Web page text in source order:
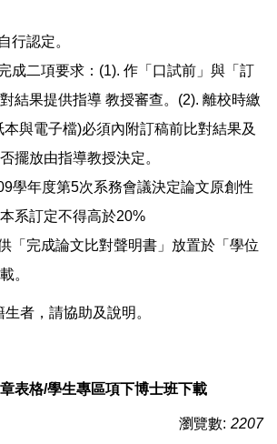
行認定。
成二項要求：(1). 作「口試前」與「訂
結果提供指導 教授審查。(2). 離校時繳
與電子檔)必須內附訂稿前比對結果及
擺放由指導教授決定。
學年度第5次系務會議決定論文原創性
系訂定不得高於20%
「完成論文比對聲明書」放置於「學位
。
者，請協助及說明。
表格/學生專區項下博士班下載
瀏覽數: 2207